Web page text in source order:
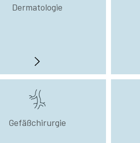
Dermatologie
Gefäßchirurgie